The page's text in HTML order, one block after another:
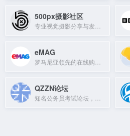
500px摄影社区
eMAG
QZZN论坛